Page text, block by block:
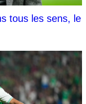
tous les sens, le